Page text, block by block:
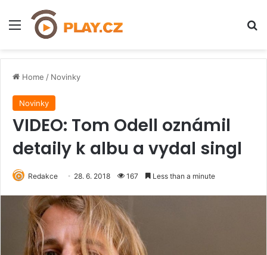
Menu
Home / Novinky
Novinky
VIDEO: Tom Odell oznámil
detaily k albu a vydal singl
Redakce 28. 6. 2018 167 Less than a minute